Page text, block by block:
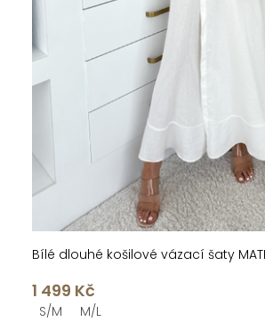
Bílé dlouhé košilové vázací šaty
1 499 Kč
S/M M/L